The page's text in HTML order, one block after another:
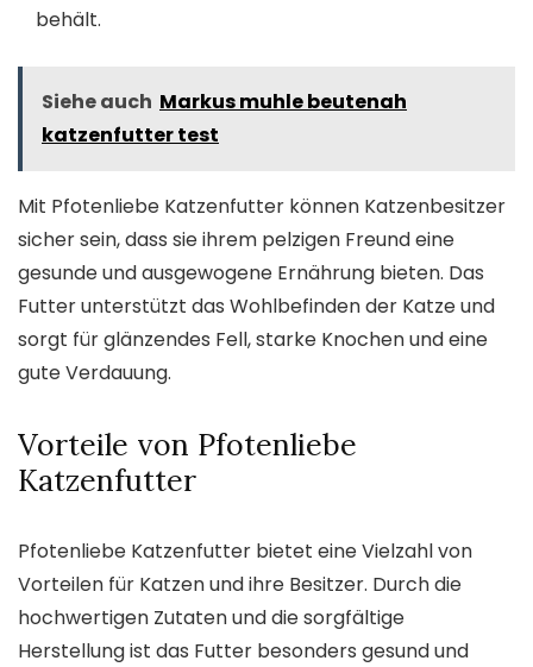
behält.
Siehe auch Markus muhle beutenah
katzenfutter test
Mit Pfotenliebe Katzenfutter können Katzenbesitzer
sicher sein, dass sie ihrem pelzigen Freund eine
gesunde und ausgewogene Ernährung bieten. Das
Futter unterstützt das Wohlbefinden der Katze und
sorgt für glänzendes Fell, starke Knochen und eine
gute Verdauung.
Vorteile von Pfotenliebe
Katzenfutter
Pfotenliebe Katzenfutter bietet eine Vielzahl von
Vorteilen für Katzen und ihre Besitzer. Durch die
hochwertigen Zutaten und die sorgfältige
Herstellung ist das Futter besonders gesund und